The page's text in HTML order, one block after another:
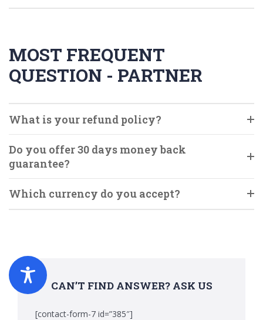
MOST FREQUENT
QUESTION - PARTNER
What is your refund policy?
Do you offer 30 days money back
guarantee?
Which currency do you accept?
CAN’T FIND ANSWER? ASK US
[contact-form-7 id=”385″]
Search